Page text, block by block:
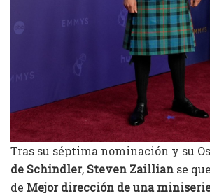
Tras su séptima nominación y su
de Schindler, Steven Zaillian se
de Mejor dirección de una